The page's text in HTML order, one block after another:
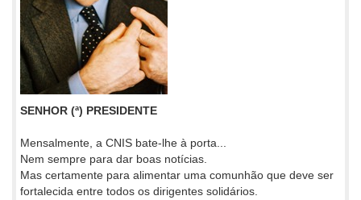
SENHOR (ª) PRESIDENTE
Mensalmente, a CNIS bate-lhe à porta...
Nem sempre para dar boas notícias.
Mas certamente para alimentar uma comunhão que deve ser
fortalecida entre todos os dirigentes solidários.